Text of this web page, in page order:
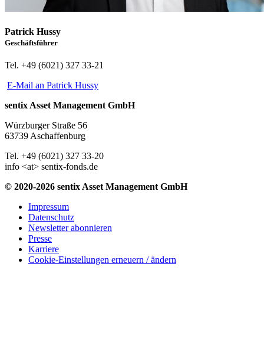
Patrick Hussy
Geschäftsführer
Tel. +49 (6021) 327 33-21
E-Mail an Patrick Hussy
sentix Asset Management GmbH
Würzburger Straße 56
63739 Aschaffenburg
Tel. +49 (6021) 327 33-20
info <at> sentix-fonds.de
© 2020-2026 sentix Asset Management GmbH
Impressum
Datenschutz
Newsletter abonnieren
Presse
Karriere
Cookie-Einstellungen erneuern / ändern